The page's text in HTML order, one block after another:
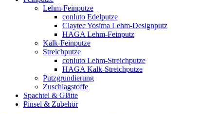
Lehm-Feinputze
conluto Edelputze
Claytec Yosima Lehm-Designputz
HAGA Lehm-Feinputz
Kalk-Feinputze
Streichputze
conluto Lehm-Streichputze
HAGA Kalk-Streichputze
Putzgrundierung
Zuschlagstoffe
Spachtel & Glätte
Pinsel & Zubehör